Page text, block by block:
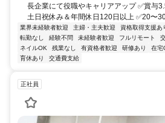
長企業にて役職やキャリアアップ ✅賞与
土日祝休み＆年間休日120日以上 ✅20〜
業界未経験者歓迎 主婦・主夫歓迎 資格取得支援あ
転勤なし
経験不問 未経験者歓迎 フルリモート
ネイルOK
残業なし 有資格者歓迎 研修あり 在宅
育休あり
交通費支給
正社員